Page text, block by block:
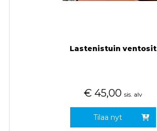
Lastenistuin ventosit
€ 45,00 sis. alv
Tilaa nyt